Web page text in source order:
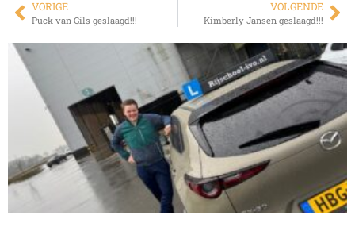
VORIGE
Puck van Gils geslaagd!!!
VOLGENDE
Kimberly Jansen geslaagd!!!